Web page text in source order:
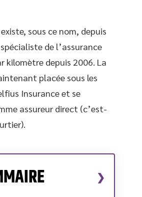
sous ce nom, depuis
de l’assurance
kilomètre depuis 2006. La
placée sous les
Insurance et se
assureur direct (c’est-